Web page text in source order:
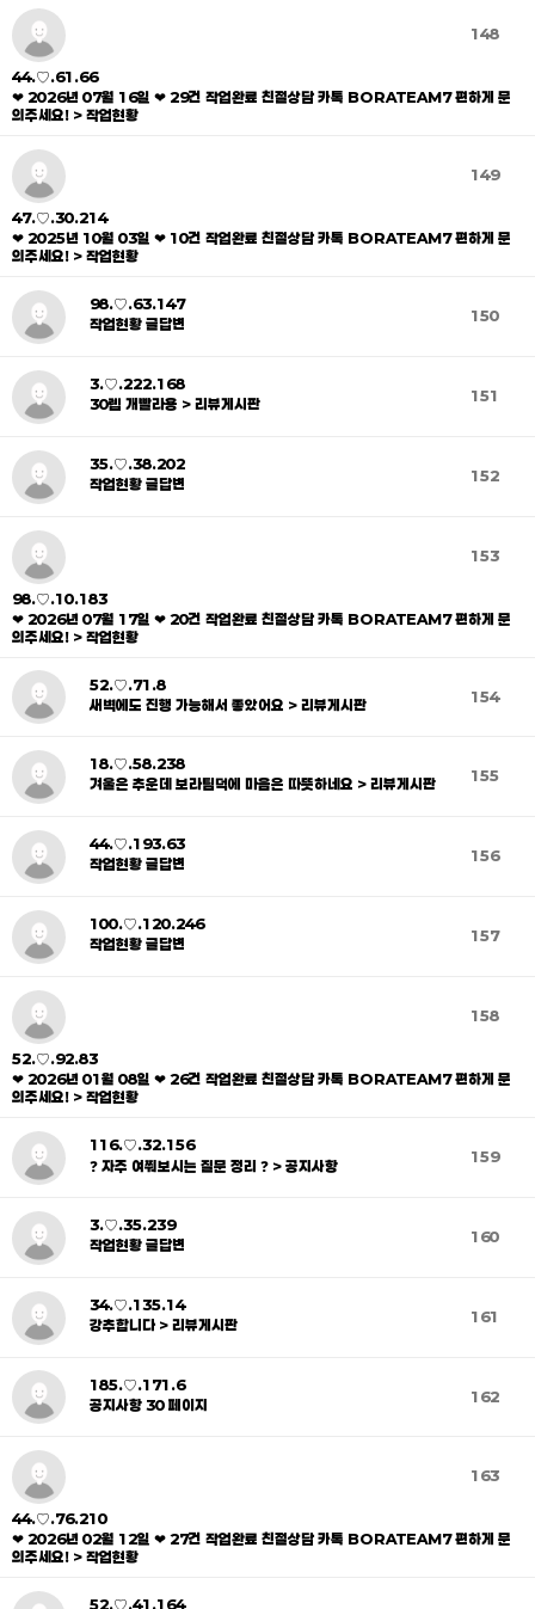
148
44.♡.61.66
❤ 2026년 07월 16일 ❤ 29건 작업완료 친절상담 카톡 BORATEAM7 편하게 문
의주세요! > 작업현황
149
47.♡.30.214
❤ 2025년 10월 03일 ❤ 10건 작업완료 친절상담 카톡 BORATEAM7 편하게 문
의주세요! > 작업현황
150
98.♡.63.147
작업현황 글답변
151
3.♡.222.168
30렙 개빨라용 > 리뷰게시판
152
35.♡.38.202
작업현황 글답변
153
98.♡.10.183
❤ 2026년 07월 17일 ❤ 20건 작업완료 친절상담 카톡 BORATEAM7 편하게 문
의주세요! > 작업현황
154
52.♡.71.8
새벽에도 진행 가능해서 좋았어요 > 리뷰게시판
155
18.♡.58.238
겨울은 추운데 보라팀덕에 마음은 따뜻하네요 > 리뷰게시판
156
44.♡.193.63
작업현황 글답변
157
100.♡.120.246
작업현황 글답변
158
52.♡.92.83
❤ 2026년 01월 08일 ❤ 26건 작업완료 친절상담 카톡 BORATEAM7 편하게 문
의주세요! > 작업현황
159
116.♡.32.156
❓ 자주 여쭤보시는 질문 정리 ❓ > 공지사항
160
3.♡.35.239
작업현황 글답변
161
34.♡.135.14
강추합니다 > 리뷰게시판
162
185.♡.171.6
공지사항 30 페이지
163
44.♡.76.210
❤ 2026년 02월 12일 ❤ 27건 작업완료 친절상담 카톡 BORATEAM7 편하게 문
의주세요! > 작업현황
52.♡.41.164